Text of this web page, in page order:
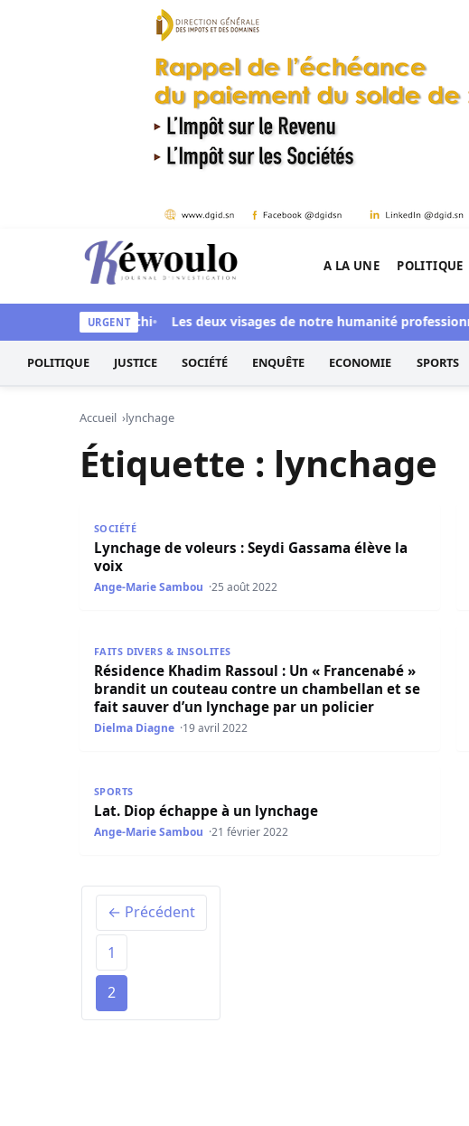
Aller au contenu
Kéwoulo, le premier site d'information et d'investigation
A LA UNE POLITIQUE
URGENT
aussi blanchi Les deux visages de notre humanité
POLITIQUE JUSTICE SOCIÉTÉ ENQUÊTE ECONOMIE SPORTS
Accueil lynchage
Étiquette : lynchage
SOCIÉTÉ
Lynchage de voleurs : Seydi Gassama élève la
voix
Ange-Marie Sambou 25 août 2022
FAITS DIVERS & INSOLITES
Résidence Khadim Rassoul : Un « Francenabé »
brandit un couteau contre un chambellan et se
fait sauver d’un lynchage par un policier
Dielma Diagne 19 avril 2022
SPORTS
Lat. Diop échappe à un lynchage
Ange-Marie Sambou 21 février 2022
← Précédent
1
2